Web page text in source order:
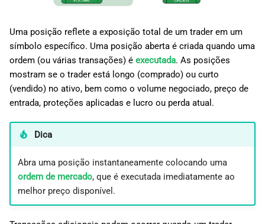
Italiano
Polski
Русский
Türkçe
p
s
q
Uma posição reflete a exposição total de um trader em um
símbolo específico. Uma posição aberta é criada quando uma
ordem (ou várias transações) é executada. As posições
mostram se o trader está longo (comprado) ou curto
(vendido) no ativo, bem como o volume negociado, preço de
entrada, proteções aplicadas e lucro ou perda atual.
Dica
Abra uma posição instantaneamente colocando uma
ordem de mercado, que é executada imediatamente ao
melhor preço disponível.